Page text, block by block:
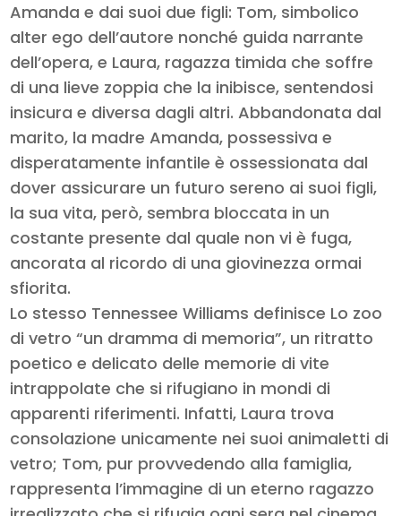
Amanda e dai suoi due figli: Tom, simbolico
alter ego dell’autore nonché guida narrante
dell’opera, e Laura, ragazza timida che soffre
di una lieve zoppia che la inibisce, sentendosi
insicura e diversa dagli altri. Abbandonata dal
marito, la madre Amanda, possessiva e
disperatamente infantile è ossessionata dal
dover assicurare un futuro sereno ai suoi figli,
la sua vita, però, sembra bloccata in un
costante presente dal quale non vi è fuga,
ancorata al ricordo di una giovinezza ormai
sfiorita.
Lo stesso Tennessee Williams definisce Lo zoo
di vetro “un dramma di memoria”, un ritratto
poetico e delicato delle memorie di vite
intrappolate che si rifugiano in mondi di
apparenti riferimenti. Infatti, Laura trova
consolazione unicamente nei suoi animaletti di
vetro; Tom, pur provvedendo alla famiglia,
rappresenta l’immagine di un eterno ragazzo